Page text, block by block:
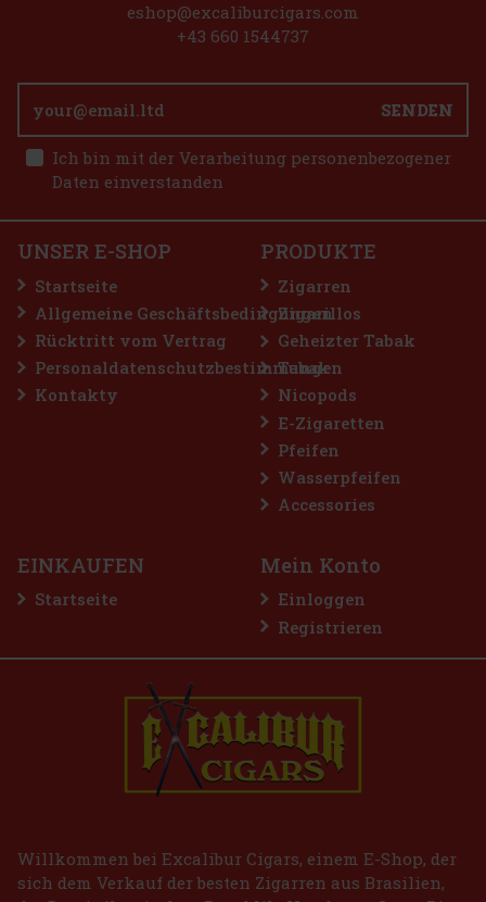
SENDEN
Ich bin mit der Verarbeitung personenbezogener
Daten einverstanden
eshop@excaliburcigars.com
+43 660 1544737
UNSER E-SHOP
Startseite
Allgemeine Geschäftsbedingungen
Rücktritt vom Vertrag
Personaldatenschutzbestimmungen
Kontakty
PRODUKTE
Zigarren
Zigarillos
Geheizter Tabak
Tabak
Nicopods
E-Zigaretten
Pfeifen
Wasserpfeifen
Accessories
EINKAUFEN
Startseite
Mein Konto
Einloggen
Registrieren
Willkommen bei Excalibur Cigars, einem E-Shop, der
sich dem Verkauf der besten Zigarren aus Brasilien,